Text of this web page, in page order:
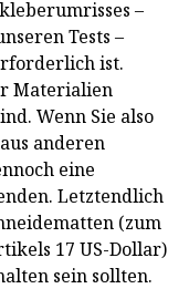
–
Tests –
ist.
Materialien
Wenn Sie also
anderen
eine
Letztendlich
(zum
17 US-Dollar)
sein sollten.